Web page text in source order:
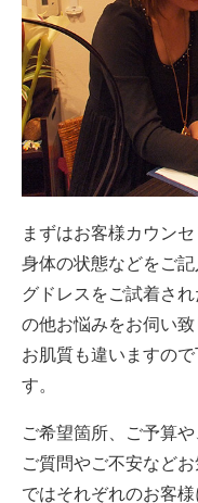
まずはお客様カウン
身体の状態などをご
グドレスをご試着さ
の他お悩みをお伺い
お肌質も違いますの
す。
ご希望箇所、ご予算
ご質問やご不安など
ではそれぞれのお客